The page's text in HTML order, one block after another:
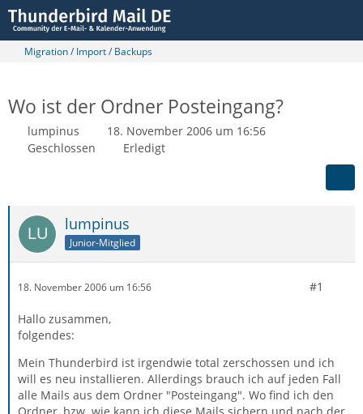
Migration / Import / Backups
Wo ist der Ordner Posteingang?
lumpinus
18. November 2006 um 16:56
Geschlossen
Erledigt
lumpinus
Junior-Mitglied
18. November 2006 um 16:56 #1
Hallo zusammen,
folgendes:
Mein Thunderbird ist irgendwie total zerschossen und ich
will es neu installieren. Allerdings brauch ich auf jeden Fall
alle Mails aus dem Ordner "Posteingang". Wo find ich den